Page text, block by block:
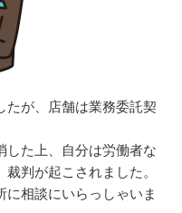
たが、店舗は業務委託契
した上、自分は労働者な
判が起こされました。
に相談にいらっしゃいま